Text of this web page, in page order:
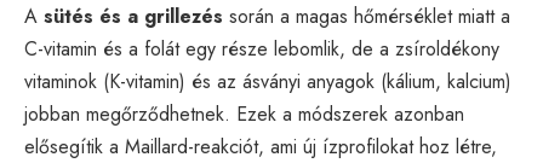
A sütés és a grillezés során a magas hőmérséklet miatt a
C-vitamin és a folát egy része lebomlik, de a zsíroldékony
vitaminok (K-vitamin) és az ásványi anyagok (kálium, kalcium)
jobban megőrződhetnek. Ezek a módszerek azonban
elősegítik a Maillard-reakciót, ami új ízprofilokat hoz létre,